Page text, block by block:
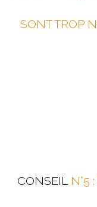
SONT TROP
CONSEILN°5